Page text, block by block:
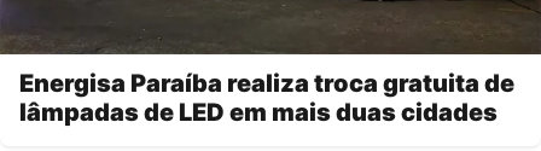
Energisa Paraíba realiza troca gratuita de
lâmpadas de LED em mais duas cidades